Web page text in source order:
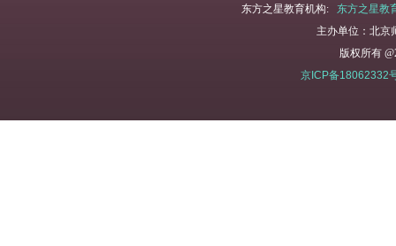
东方之星教育机构:
东方之星教
主办单位：北京
版权所有
京ICP备18062332